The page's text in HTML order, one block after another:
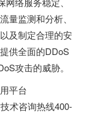
量监测和分析、
及制定合理的安
供全面的DDoS
攻击的威胁。
平台
术咨询热线400-